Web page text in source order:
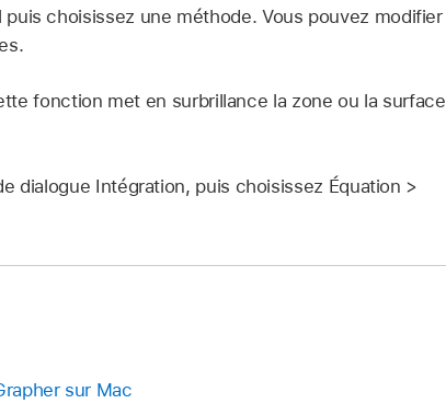
choisissez une méthode. Vous pouvez modifier
fonction met en surbrillance la zone ou la surface
dialogue Intégration, puis choisissez Équation >
sur Mac